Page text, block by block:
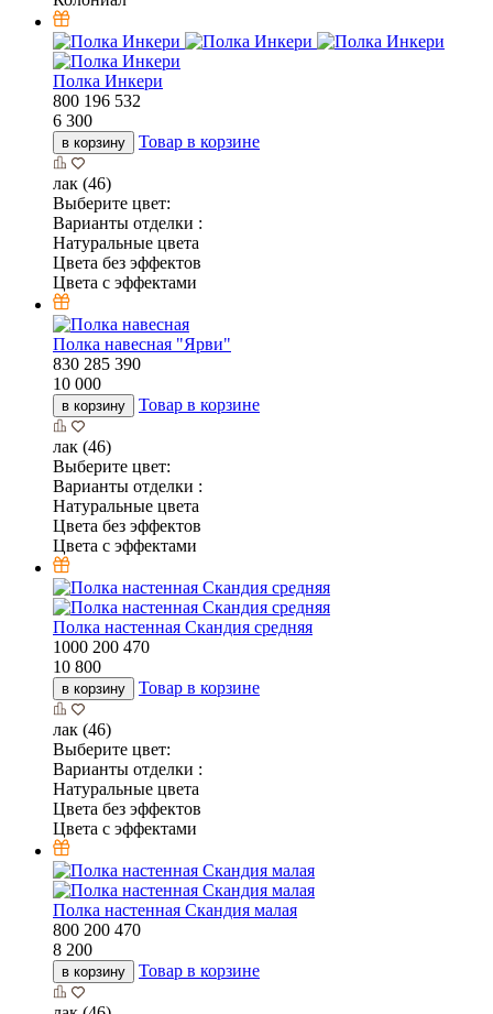
Полка Инкери
800 196 532
6 300
в корзину Товар в корзине
лак (46)
Выберите цвет:
Варианты отделки :
Натуральные цвета
Цвета без эффектов
Цвета с эффектами
Полка навесная "Ярви"
830 285 390
10 000
в корзину Товар в корзине
лак (46)
Выберите цвет:
Варианты отделки :
Натуральные цвета
Цвета без эффектов
Цвета с эффектами
Полка настенная Скандия средняя
1000 200 470
10 800
в корзину Товар в корзине
лак (46)
Выберите цвет:
Варианты отделки :
Натуральные цвета
Цвета без эффектов
Цвета с эффектами
Полка настенная Скандия малая
800 200 470
8 200
в корзину Товар в корзине